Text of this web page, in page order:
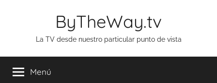
ByTheWay.tv
La TV desde nuestro particular punto de vista
Menú